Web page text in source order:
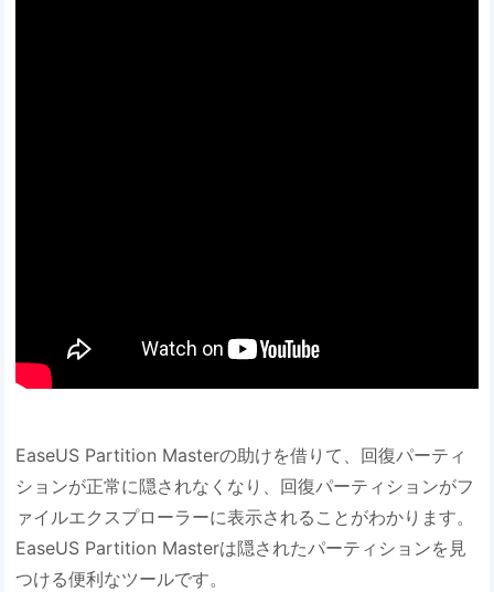
EaseUS Partition Masterの助けを借りて、回復パーティ
ションが正常に隠されなくなり、回復パーティションがフ
ァイルエクスプローラーに表示されることがわかります。
EaseUS Partition Masterは隠されたパーティションを見
つける便利なツールです。